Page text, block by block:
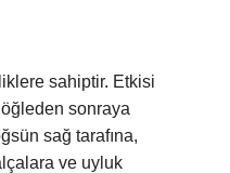
sahiptir. Etkisi
sonraya
sağ tarafına,
ve uyluk